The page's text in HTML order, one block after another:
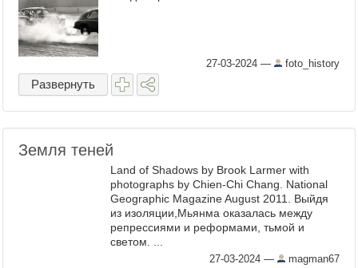
27-03-2024 — foto_history
Развернуть
Земля теней
Land of Shadows by Brook Larmer with
photographs by Chien-Chi Chang. National
Geographic Magazine August 2011. Выйдя
из изоляции,Мьянма оказалась между
репрессиями и реформами, тьмой и
светом. ...
27-03-2024 — magman67